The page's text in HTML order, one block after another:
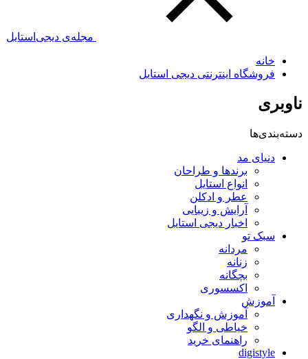
مجله‌ی دیجی‌استایل
خانه
فروشگاه اینترنتی دیجی استایل
ناوبری
دسته‌بندی‌ها
دنیای مد
برندها و طراحان
انواع استایل
عطر و ادکلن
آرایش و زیبایی
اخبار دیجی استایل
سبک تو
مردانه
زنانه
بچگانه
اکسسوری
آموزش
آموزش و نگهداری
خیاطی و الگو
راهنمای خرید
digistyle